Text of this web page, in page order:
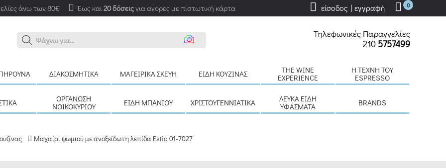
άνω των 80€ Έως και20 δόσειςγια αγορές με πιστωτική κάρτα 0
είσοδος | εγγραφή
Ανα
Τηλεφωνικές Παραγγελίες
210 5757499
ΔΙΑΚΟΣΜΗΤΙΚΆ ΜΑΓΕΙΡΙΚΆ ΣΚΕΎΗ ΕΊΔΗ ΚΟΥΖΊΝΑΣ
THE WINE
EXPERIENCE
H ΤΈΧΝΗ ΤΟΥ
ESPRESSO
ΟΡΓΆΝΩΣΗ
ΝΟΙΚΟΚΥΡΙΟΎ
ΕΊΔΗ ΜΠΆΝΙΟΥ ΧΡΙΣΤΟΥΓΕΝΝΙΆΤΙΚΑ
ΛΕΥΚΆ ΕΊΔΗ
ΥΦΆΣΜΑΤΑ
BRANDS
Μαχαίρι ψωμιού με ανοξείδωτη λεπίδα Estia 01-7027